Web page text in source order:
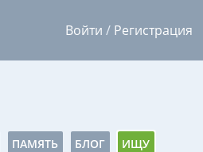
Войти / Регистрация
ПАМЯТЬ БЛОГ ИЩУ